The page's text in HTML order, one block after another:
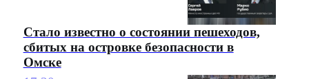
Стало известно о состоянии пешеходов,
сбитых на островке безопасности в
Омске